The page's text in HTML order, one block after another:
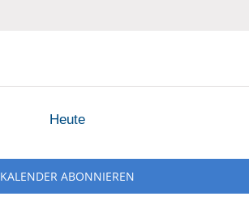
Heute
KALENDER ABONNIEREN